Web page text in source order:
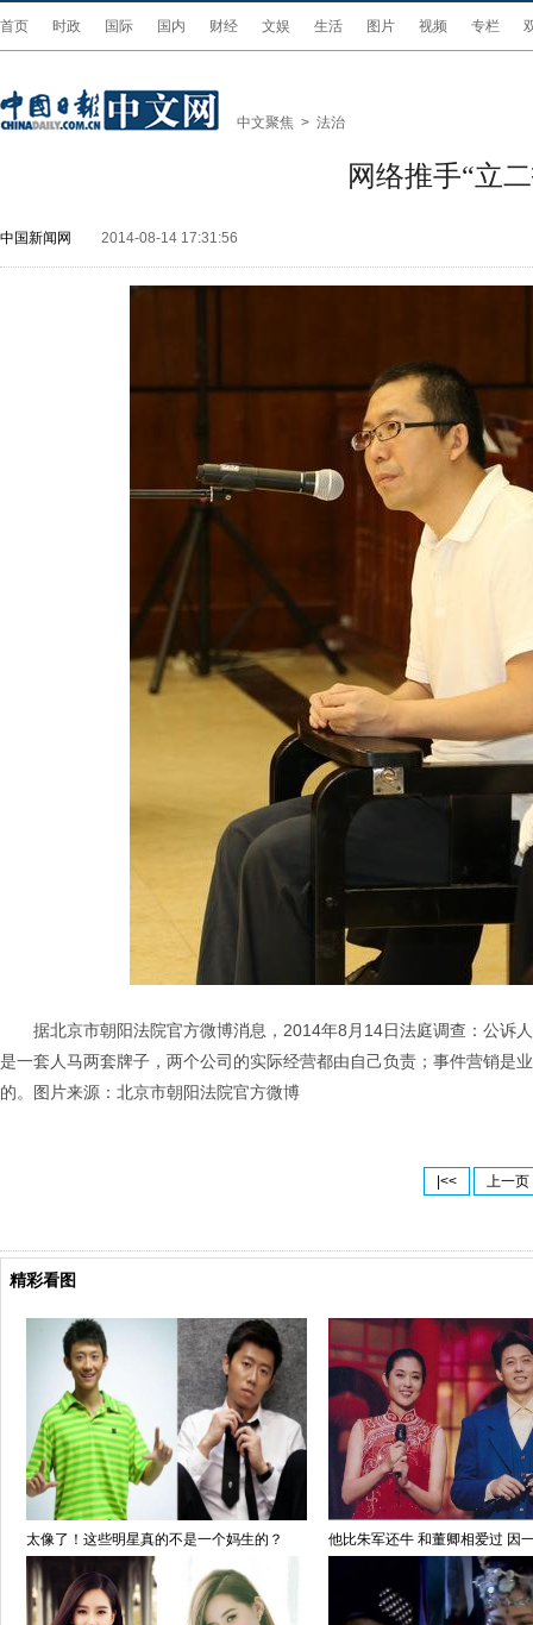
首页 时政 国际 国内 财经 文娱 生活 图片 视频 专栏
中文聚焦 > 法治
网络推手“立
中国新闻网 2014-08-14 17:31:56
据北京市朝阳法院官方微博消息，2014年8月14日法庭调查：公诉
是一套人马两套牌子，两个公司的实际经营都由自己负责；事件营销是
的。图片来源：北京市朝阳法院官方微博
|<< 上一页
精彩看图
太像了！这些明星真的不是一个妈生的？ 他比朱军还牛 和董卿相爱过 因